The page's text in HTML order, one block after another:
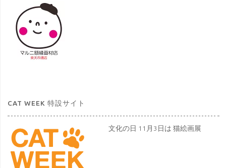
CAT WEEK 特設サイト
文化の日 11月3日は 猫絵画展